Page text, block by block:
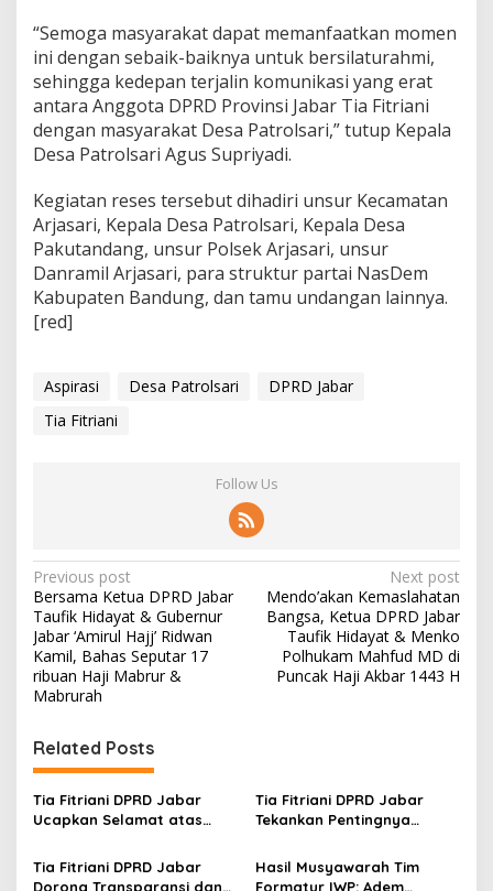
“Semoga masyarakat dapat memanfaatkan momen
ini dengan sebaik-baiknya untuk bersilaturahmi,
sehingga kedepan terjalin komunikasi yang erat
antara Anggota DPRD Provinsi Jabar Tia Fitriani
dengan masyarakat Desa Patrolsari,” tutup Kepala
Desa Patrolsari Agus Supriyadi.
Kegiatan reses tersebut dihadiri unsur Kecamatan
Arjasari, Kepala Desa Patrolsari, Kepala Desa
Pakutandang, unsur Polsek Arjasari, unsur
Danramil Arjasari, para struktur partai NasDem
Kabupaten Bandung, dan tamu undangan lainnya.
[red]
Aspirasi Desa Patrolsari
DPRD Jabar
Tia Fitriani
Follow Us
P
o
s
t
n
a
v
i
g
a
Previous post
Bersama Ketua DPRD Jabar
Taufik Hidayat & Gubernur
Jabar ‘Amirul Hajj’ Ridwan
Kamil, Bahas Seputar 17
ribuan Haji Mabrur &
Mabrurah
Next post
Mendo’akan Kemaslahatan
Bangsa, Ketua DPRD Jabar
Taufik Hidayat & Menko
Polhukam Mahfud MD di
Puncak Haji Akbar 1443 H
Related Posts
Tia Fitriani DPRD Jabar
Ucapkan Selamat atas
Adem Sutisna sebagai
Ketua IWP Jabar
Tia Fitriani DPRD Jabar
Tekankan Pentingnya
Perkuat Kader NasDem di
Kabupaten Bandung
Tia Fitriani DPRD Jabar
Dorong Transparansi dan
Hasil Musyawarah Tim
Formatur IWP: Adem